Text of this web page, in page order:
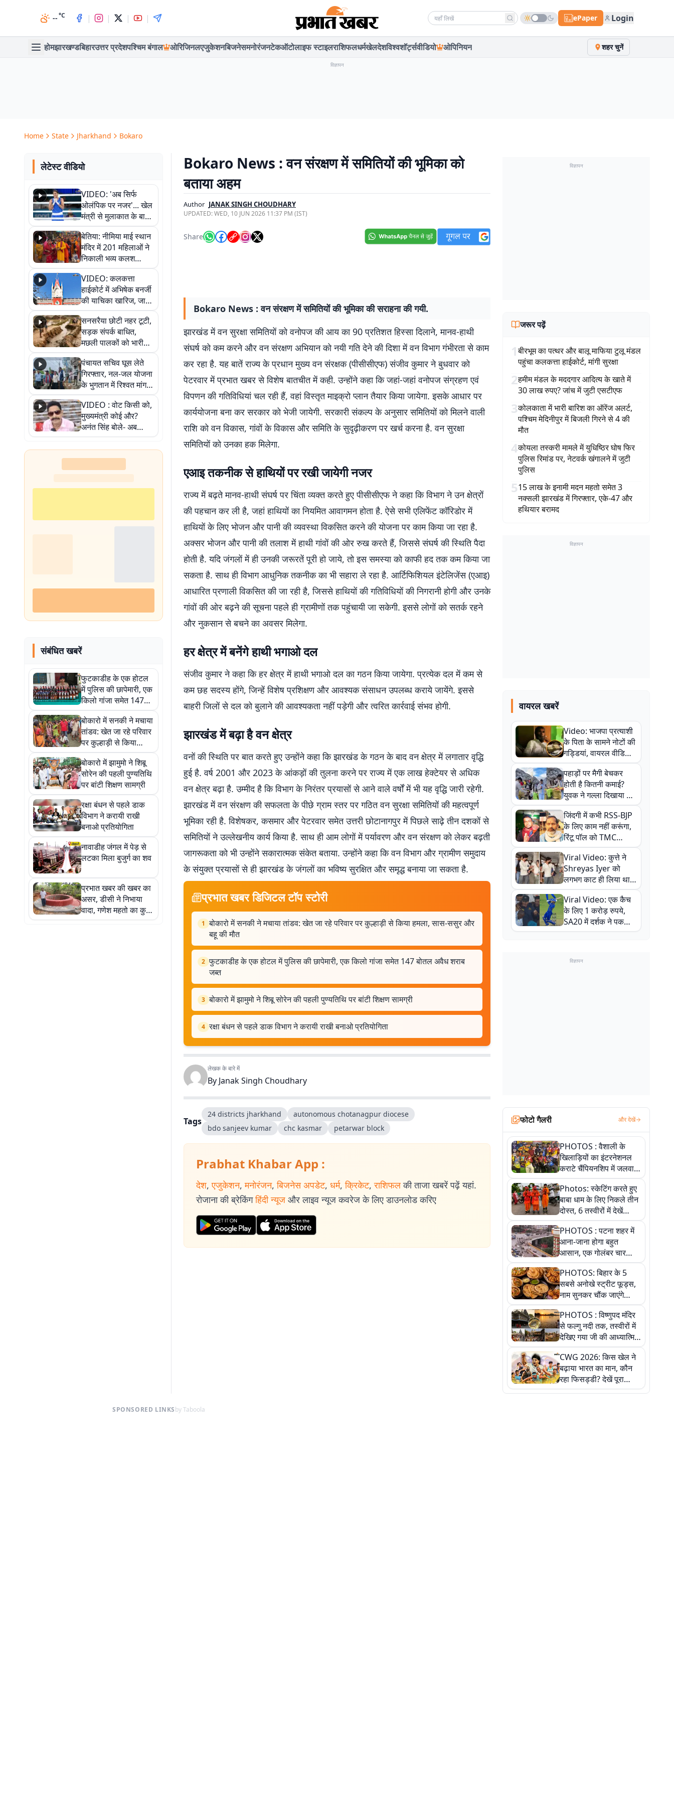
--°C | | | | Search news ePaper Login
होमझारखण्डबिहारउत्तर प्रदेशपश्चिम बंगाल ओरिजिनलएजुकेशनबिजनेसमनोरंजनटेकऑटोलाइफ स्टाइलराशिफलधर्मखेलदेशविश्वशॉर्ट्सवीडियो ओपिनियन शहर चुनें
विज्ञापन
Home State Jharkhand Bokaro
लेटेस्ट वीडियो
VIDEO: 'अब सिर्फ
ओलंपिक पर नजर'... खेल
मंत्री से मुलाकात के बाद
जैसमीन लंबोरिया का बड़ा
बयान
बेतिया: नीमिया माई स्थान
मंदिर में 201 महिलाओं ने
निकाली भव्य कलश
शोभायात्रा, शिवलिंग
प्राण-प्रतिष्ठा महोत्सव
शुरू
VIDEO: कलकत्ता
हाईकोर्ट में अभिषेक बनर्जी
की याचिका खारिज, जानें
क्या है पूरा मामला
सनसरैया छोटी नहर टूटी,
सड़क संपर्क बाधित,
मछली पालकों को भारी
नुकसान
पंचायत सचिव घूस लेते
गिरफ्तार, नल-जल योजना
के भुगतान में रिश्वत मांगना
पड़ा भारी
VIDEO : वोट किसी को,
मुख्यमंत्री कोई और?
अनंत सिंह बोले- अब
जनता हर चुनाव में देगी
जवाब
संबंधित खबरें
फुटकाडीह के एक होटल
में पुलिस की छापेमारी, एक
किलो गांजा समेत 147
बोतल अवैध शराब जब्त
बोकारो में सनकी ने मचाया
तांडव: खेत जा रहे परिवार
पर कुल्हाड़ी से किया
हमला, सास-ससुर और बहू
की मौत
बोकारो में झामुमो ने शिबू
सोरेन की पहली पुण्यतिथि
पर बांटी शिक्षण सामग्री
रक्षा बंधन से पहले डाक
विभाग ने करायी राखी
बनाओ प्रतियोगिता
नावाडीह जंगल में पेड़ से
लटका मिला बुजुर्ग का शव
प्रभात खबर की खबर का
असर, डीसी ने निभाया
वादा, गणेश महतो का कुआं
बनकर तैयार
Bokaro News : वन संरक्षण में समितियों की भूमिका को
बताया अहम
Author JANAK SINGH CHOUDHARY
UPDATED:WED, 10 JUN 2026 11:37 PM (IST)
Share
Bokaro News : वन संरक्षण में समितियों की भूमिका की सराहना की गयी.
झारखंड में वन सुरक्षा समितियों को वनोपज की आय का 90 प्रतिशत हिस्सा दिलाने, मानव-हाथी
संघर्ष को कम करने और वन संरक्षण अभियान को नयी गति देने की दिशा में वन विभाग गंभीरता से काम
कर रहा है. यह बातें राज्य के प्रधान मुख्य वन संरक्षक (पीसीसीएफ) संजीव कुमार ने बुधवार को
पेटरवार में प्रभात खबर से विशेष बातचीत में कही. उन्होंने कहा कि जहां-जहां वनोपज संग्रहण एवं
विपणन की गतिविधियां चल रही हैं, वहां विस्तृत माइक्रो प्लान तैयार किया जायेगा. इसके आधार पर
कार्ययोजना बना कर सरकार को भेजी जायेगी. सरकारी संकल्प के अनुसार समितियों को मिलने वाली
राशि को वन विकास, गांवों के विकास और समिति के सुदृढ़ीकरण पर खर्च करना है. वन सुरक्षा
समितियों को उनका हक मिलेगा.
एआइ तकनीक से हाथियों पर रखी जायेगी नजर
राज्य में बढ़ते मानव-हाथी संघर्ष पर चिंता व्यक्त करते हुए पीसीसीएफ ने कहा कि विभाग ने उन क्षेत्रों
की पहचान कर ली है, जहां हाथियों का नियमित आवागमन होता है. ऐसे सभी एलिफेंट कॉरिडोर में
हाथियों के लिए भोजन और पानी की व्यवस्था विकसित करने की योजना पर काम किया जा रहा है.
अक्सर भोजन और पानी की तलाश में हाथी गांवों की ओर रुख करते हैं, जिससे संघर्ष की स्थिति पैदा
होती है. यदि जंगलों में ही उनकी जरूरतें पूरी हो जाये, तो इस समस्या को काफी हद तक कम किया जा
सकता है. साथ ही विभाग आधुनिक तकनीक का भी सहारा ले रहा है. आर्टिफिशियल इंटेलिजेंस (एआइ)
आधारित प्रणाली विकसित की जा रही है, जिससे हाथियों की गतिविधियों की निगरानी होगी और उनके
गांवों की ओर बढ़ने की सूचना पहले ही ग्रामीणों तक पहुंचायी जा सकेगी. इससे लोगों को सतर्क रहने
और नुकसान से बचने का अवसर मिलेगा.
हर क्षेत्र में बनेंगे हाथी भगाओ दल
संजीव कुमार ने कहा कि हर क्षेत्र में हाथी भगाओ दल का गठन किया जायेगा. प्रत्येक दल में कम से
कम छह सदस्य होंगे, जिन्हें विशेष प्रशिक्षण और आवश्यक संसाधन उपलब्ध कराये जायेंगे. इससे
बाहरी जिलों से दल को बुलाने की आवश्यकता नहीं पड़ेगी और त्वरित कार्रवाई संभव होगी.
झारखंड में बढ़ा है वन क्षेत्र
वनों की स्थिति पर बात करते हुए उन्होंने कहा कि झारखंड के गठन के बाद वन क्षेत्र में लगातार वृद्धि
हुई है. वर्ष 2001 और 2023 के आंकड़ों की तुलना करने पर राज्य में एक लाख हेक्टेयर से अधिक
वन क्षेत्र बढ़ा है. उम्मीद है कि विभाग के निरंतर प्रयासों से आने वाले वर्षों में भी यह वृद्धि जारी रहेगी.
झारखंड में वन संरक्षण की सफलता के पीछे ग्राम स्तर पर गठित वन सुरक्षा समितियों की महत्वपूर्ण
भूमिका रही है. विशेषकर, कसमार और पेटरवार समेत उत्तरी छोटानागपुर में पिछले साढ़े तीन दशकों से
समितियों ने उल्लेखनीय कार्य किया है. साथ ही आम लोगों में पर्यावरण और वन संरक्षण को लेकर बढ़ती
जागरूकता को भी उन्होंने सकारात्मक संकेत बताया. उन्होंने कहा कि वन विभाग और ग्रामीण समुदाय
के संयुक्त प्रयासों से ही झारखंड के जंगलों का भविष्य सुरक्षित और समृद्ध बनाया जा सकता है.
प्रभात खबर डिजिटल टॉप स्टोरी
1 बोकारो में सनकी ने मचाया तांडव: खेत जा रहे परिवार पर कुल्हाड़ी से किया हमला, सास-ससुर और
बहू की मौत
2 फुटकाडीह के एक होटल में पुलिस की छापेमारी, एक किलो गांजा समेत 147 बोतल अवैध शराब
जब्त
3 बोकारो में झामुमो ने शिबू सोरेन की पहली पुण्यतिथि पर बांटी शिक्षण सामग्री
4 रक्षा बंधन से पहले डाक विभाग ने करायी राखी बनाओ प्रतियोगिता
लेखक के बारे में
By Janak Singh Choudhary
Tags
24 districts jharkhand
autonomous chotanagpur diocese
bdo sanjeev kumar
chc kasmar petarwar block
Prabhat Khabar App :
देश, एजुकेशन, मनोरंजन, बिजनेस अपडेट, धर्म, क्रिकेट, राशिफल की ताजा खबरें पढ़ें यहां.
रोजाना की ब्रेकिंग हिंदी न्यूज और लाइव न्यूज कवरेज के लिए डाउनलोड करिए
विज्ञापन
जरूर पढ़ें
1बीरभूम का पत्थर और बालू माफिया टुलू मंडल
पहुंचा कलकत्ता हाईकोर्ट, मांगी सुरक्षा
2हमीम मंडल के मददगार आदित्य के खाते में
30 लाख रुपए? जांच में जुटी एसटीएफ
3कोलकाता में भारी बारिश का ऑरेंज अलर्ट,
पश्चिम मेदिनीपुर में बिजली गिरने से 4 की
मौत
4कोयला तस्करी मामले में युधिष्ठिर घोष फिर
पुलिस रिमांड पर, नेटवर्क खंगालने में जुटी
पुलिस
515 लाख के इनामी मदन महतो समेत 3
नक्सली झारखंड में गिरफ्तार, एके-47 और
हथियार बरामद
विज्ञापन
वायरल खबरें
Video: भाजपा प्रत्याशी
के पिता के सामने नोटों की
गड्डियां, वायरल वीडियो
से राजनीति में उबाल,
अजित महतो बोले- TMC
की गंदी चाल
पहाड़ों पर मैगी बेचकर
होती है कितनी कमाई?
युवक ने गल्ला दिखाया तो
नौकरी वालों के खड़े हो गए
कान
जिंदगी में कभी RSS-BJP
के लिए काम नहीं करूंगा,
रिंटू पॉल को TMC
ऑफिस में ले जाकर पीटा,
Video वायरल
Viral Video: कुत्ते ने
Shreyas Iyer को
लगभग काट ही लिया था,
न्यूजीलैंड सीरीज से पहले
बाल-बाल बचे
Viral Video: एक कैच
के लिए 1 करोड़ रुपये,
SA20 में दर्शक ने पकड़ा
एक हाथ से गजब का कैच
विज्ञापन
फोटो गैलरी और देखें
PHOTOS : वैशाली के
खिलाड़ियों का इंटरनेशनल
कराटे चैंपियनशिप में जलवा,
जीते 9 पदक, पांच तस्वीर से
देखिए पूरा खेल
Photos: स्केटिंग करते हुए
बाबा धाम के लिए निकले तीन
दोस्त, 6 तस्वीरों में देखें
आस्था और जुनून की कहानी
PHOTOS : पटना शहर में
आना-जाना होगा बहुत
आसान, एक गोलंबर चार
फ्लाईओवर को जोड़ेगा
PHOTOS: बिहार के 5
सबसे अनोखे स्ट्रीट फूड्स,
नाम सुनकर चौंक जाएंगे
लेकिन स्वाद ऐसा कि बार-बार
खाने का करेगा मन
PHOTOS : विष्णुपद मंदिर
से फल्गु नदी तक, तस्वीरों में
देखिए गया जी की आध्यात्मिक
पहचान
CWG 2026: किस खेल ने
बढ़ाया भारत का मान, कौन
रहा फिसड्डी? देखें पूरा
रिपोर्ट कार्ड
SPONSORED LINKSby Taboola